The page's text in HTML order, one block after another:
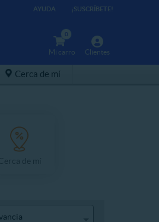
AYUDA ¡SUSCRÍBETE!
Clientes
0
Mi carro
Cerca de mí